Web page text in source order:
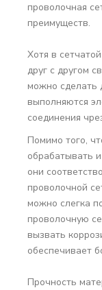
проволочная
преимуществ.
Хотя в
друг с другом
можно сделать
выполняются
соединения
Помимо того,
обрабатывать
они
проволочной
можно слегка
проволочную
вызвать
обеспечивает
Прочность